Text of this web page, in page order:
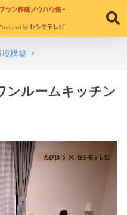
構築
ンルームキッチン